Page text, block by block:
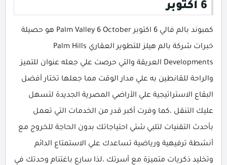
6 اكتوبر
كمبوند بالم فالي 6 اكتوبر Palm Valley 6 October هو حصيلة
خبرات شركة بالم هيلز للتطوير العقاري Palm Hills
Developments العريقة والتي حرصت علي جعله عنوان للتميز
والراحة للقانطين به علي مدار الوقت مما جعلها تختار أفضل
البقاع الاستراتيجية علي الأراضي المصرية الجديدة لتسهل
عليك التنقل ،كما وفرت أكبر قدر من الخدمات التي تعمل
بأحدث التقنيات لتلبي شتي احتياجاتك بدون الحاجة للخروج مع
أنشطة ترفيهية ورياضية تساعدك علي الاستمتاع الدائم
وتخليد ذكريات متميزة مع أسرتك ،لذا سارع باغتنام وحدتك في